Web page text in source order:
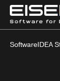
SoftwareIDEA